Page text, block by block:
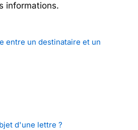
informations.
entre un destinataire et un
d'une lettre ?